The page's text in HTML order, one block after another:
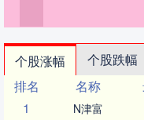
个股涨幅 个股跌幅
排名
名称
1
N津富